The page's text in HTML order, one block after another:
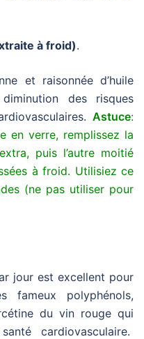
à froid).
et raisonnée d’huile
des risques
Astuce:
en verre, remplissez la
puis l’autre moitié
à froid. Utilisiez ce
(ne pas utiliser pour
jour est excellent pour
polyphénols,
du vin rouge qui
cardiovasculaire.